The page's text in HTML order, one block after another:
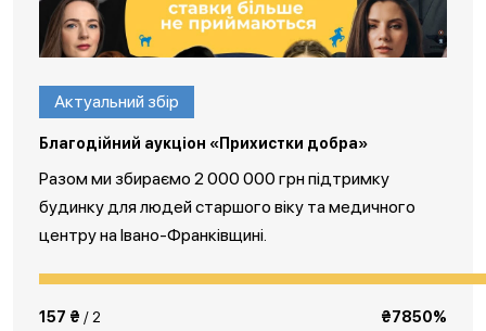
Актуальний збір
Благодійний аукціон «Прихистки добра»
Разом ми збираємо 2 000 000 грн підтримку
будинку для людей старшого віку та медичного
центру на Івано-Франківщині.
157 ₴ / 2 ₴7850%